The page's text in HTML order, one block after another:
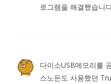
로그램을 해결했습니
다이소USB메모리를
스노든도 사용했던